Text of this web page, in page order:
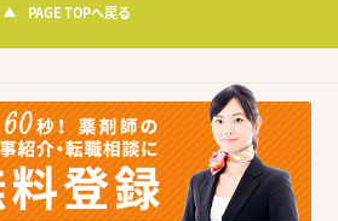
PAGE TOPへ戻る